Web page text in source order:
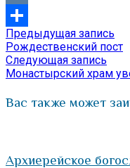
VK
Отправить
Навигация
по
записям
Предыдущая запись
Рождественский пост
Следующая запись
Монастырский храм
Вас также может
Архиерейское